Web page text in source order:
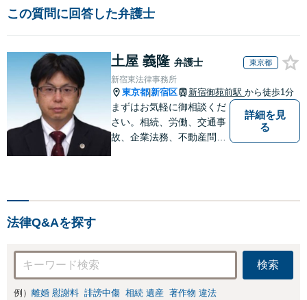
この質問に回答した弁護士
土屋 義隆 弁護士 東京都
新宿東法律事務所
東京都 新宿区 新宿御苑前駅 から徒歩1分
まずはお気軽に御相談くだ
さい。相続、労働、交通事
故、企業法務、不動産問題
詳細を見
る
法律Q&Aを探す
検索
例） 離婚 慰謝料 誹謗中傷 相続 遺産 著作物 違法